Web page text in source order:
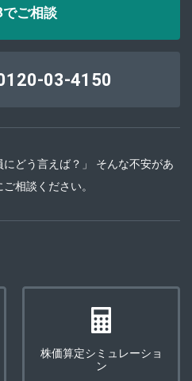
ご相談
03-4150
にどう言えば？」 そんな不安があ
相談ください。
株価算定シミュレーショ
ン